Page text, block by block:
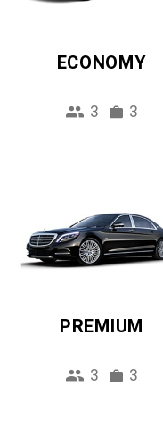
ECONOMY
3 3
PREMIUM
3 3